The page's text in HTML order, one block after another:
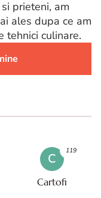
prieteni, am
ales dupa ce am
tehnici culinare.
C
Cartofi
119